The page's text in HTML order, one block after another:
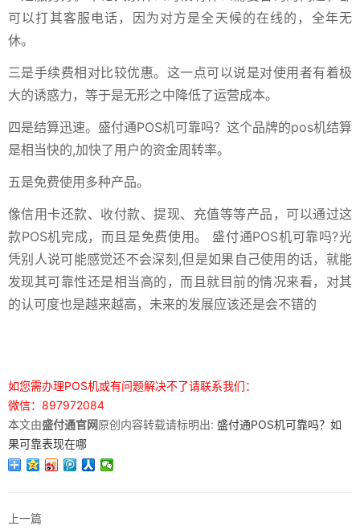
可以打其客服电话，因为对方是全天候的在线的，全年无
休。
三是手续费相对比较优惠。这一点可以说是对使用者有着极
大的诱惑力，等于是无形之中降低了运营成本。
四是结算迅速。盛付通POS机可靠吗？这个品牌的pos机结算
是相当快的,加快了用户的资金周转率。
五是免费使用多种产品。
像信用卡还款、收付款、提现、充值等等产品，可以通过这
款POS机完成，而且是免费使用。 盛付通POS机可靠吗?光
凭别人说可能感觉还不会深刻,但是如果自己使用的话，就能
发现其可靠性还是相当高的，而且就目前的情况来看，对其
的认可度也是越来越高，未来的发展应该还是会不错的
如您需办理POS机或有问题解决不了请联系我们：
微信：897972084
本文由盛付通官网原创内容转载请标明出: 盛付通POS机可靠吗？如
果可靠表现在哪
上一篇